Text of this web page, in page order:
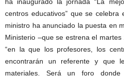
centros educativos” que se
ministro ha anunciado la puesta en
Ministerio –que se estrena el
“en la que los profesores, los
encontrarán un referente y que
materiales. Será un foro donde